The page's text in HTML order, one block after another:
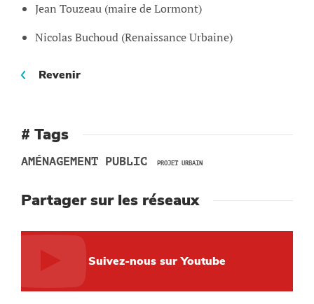
Jean Touzeau (maire de Lormont)
Nicolas Buchoud (Renaissance Urbaine)
Revenir
# Tags
AMÉNAGEMENT PUBLIC PROJET URBAIN
Partager sur les réseaux
Suivez-nous sur Youtube